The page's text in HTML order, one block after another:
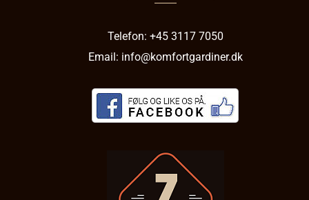
Telefon: +45 3117 7050
Email: info@komfortgardiner.dk